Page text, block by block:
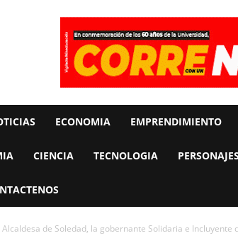
ECONOMIA EMPRENDIMIENTO
CIENCIA TECNOLOGIA PERSONAJES
Alcaldesa de Soledad, la gobernante Solidaria e Incluyente